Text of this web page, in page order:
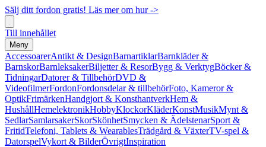
Sälj ditt fordon gratis! Läs mer om hur ->
Till innehållet
Meny
AccessoarerAntikt & DesignBarnartiklarBarnkläder &
BarnskorBarnleksakerBiljetter & ResorBygg & VerktygBöcker &
TidningarDatorer & TillbehörDVD &
VideofilmerFordonFordonsdelar & tillbehörFoto, Kameror &
OptikFrimärkenHandgjort & KonsthantverkHem &
HushållHemelektronikHobbyKlockorKläderKonstMusikMynt &
SedlarSamlarsakerSkorSkönhetSmycken & ÄdelstenarSport &
FritidTelefoni, Tablets & WearablesTrädgård & VäxterTV-spel &
DatorspelVykort & BilderÖvrigtInspiration